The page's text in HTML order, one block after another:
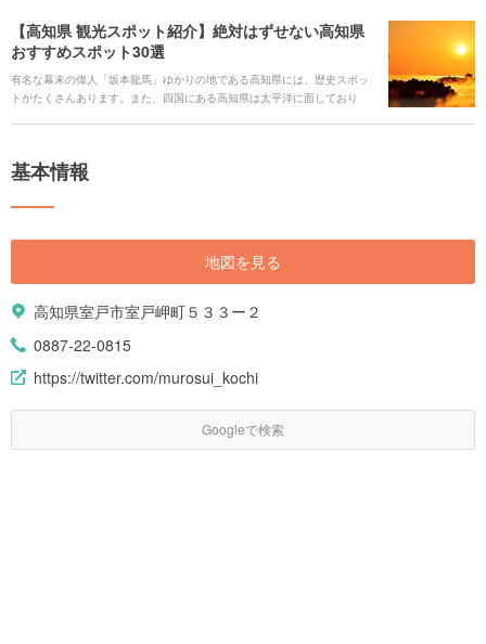
【高知県 観光スポット紹介】絶対はずせない高知県
おすすめスポット30選
有名な幕末の偉人「坂本龍馬」ゆかりの地である高知県には、歴史スポッ
トがたくさんあります。また、四国にある高知県は太平洋に面しており
も、高知を訪れたことがある人にもおすすめしたい厳選スポットをご紹介
基本情報
地図を見る
高知県室戸市室戸岬町５３３ー２
0887-22-0815
https://twitter.com/murosui_kochi
Googleで検索